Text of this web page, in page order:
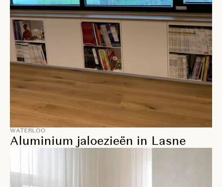
WATERLOO
Aluminium jaloezieën in Lasne